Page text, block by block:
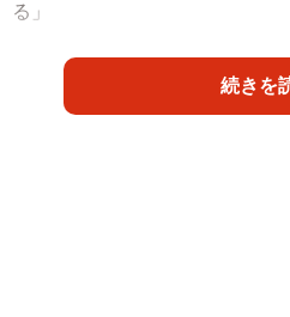
る」
動物保護施設「NPO法人ねこ
市）の代表・石川砂美子さんの
続きを